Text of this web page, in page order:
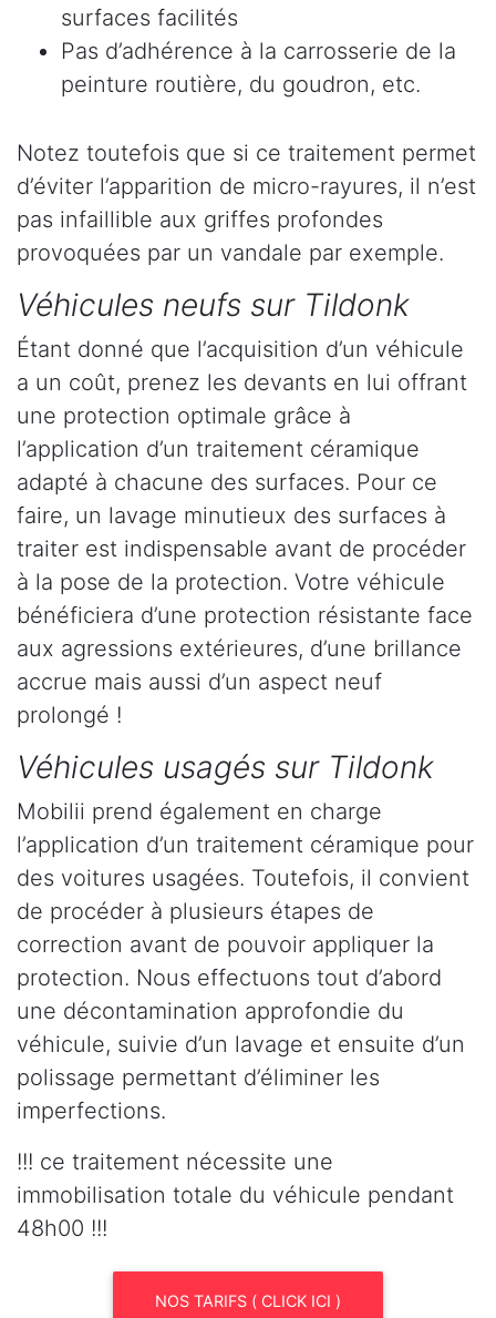
surfaces facilités
Pas d’adhérence à la carrosserie de la
peinture routière, du goudron, etc.
Notez toutefois que si ce traitement permet
d’éviter l’apparition de micro-rayures, il n’est
pas infaillible aux griffes profondes
provoquées par un vandale par exemple.
Véhicules neufs sur Tildonk
Étant donné que l’acquisition d’un véhicule
a un coût, prenez les devants en lui offrant
une protection optimale grâce à
l’application d’un traitement céramique
adapté à chacune des surfaces. Pour ce
faire, un lavage minutieux des surfaces à
traiter est indispensable avant de procéder
à la pose de la protection. Votre véhicule
bénéficiera d’une protection résistante face
aux agressions extérieures, d’une brillance
accrue mais aussi d’un aspect neuf
prolongé !
Véhicules usagés sur Tildonk
Mobilii prend également en charge
l’application d’un traitement céramique pour
des voitures usagées. Toutefois, il convient
de procéder à plusieurs étapes de
correction avant de pouvoir appliquer la
protection. Nous effectuons tout d’abord
une décontamination approfondie du
véhicule, suivie d’un lavage et ensuite d’un
polissage permettant d’éliminer les
imperfections.
!!! ce traitement nécessite une
immobilisation totale du véhicule pendant
48h00 !!!
NOS TARIFS ( CLICK ICI )